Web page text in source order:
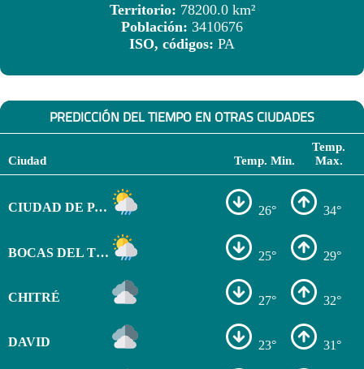
Territorio: 78200.0 km²
Población: 3410676
ISO, códigos: PA
PREDICCIÓN DEL TIEMPO EN OTRAS CIUDADES
Ciudad Temp. Min.
Temp.
Max.
CIUDAD DE PANAMÁ 26° 34°
BOCAS DEL TORO 25° 29°
CHITRÉ 27° 32°
DAVID 23° 31°